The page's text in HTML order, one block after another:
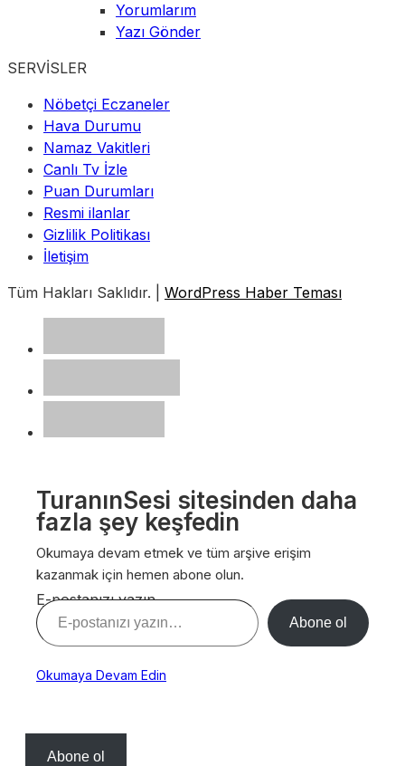
Yorumlarım
Yazı Gönder
SERVİSLER
Nöbetçi Eczaneler
Hava Durumu
Namaz Vakitleri
Canlı Tv İzle
Puan Durumları
Resmi ilanlar
Gizlilik Politikası
İletişim
Tüm Hakları Saklıdır. | WordPress Haber Teması
TuranınSesi sitesinden daha
fazla şey keşfedin
Okumaya devam etmek ve tüm arşive erişim
kazanmak için hemen abone olun.
E-postanızı yazın…
Abone ol
Okumaya Devam Edin
Abone ol